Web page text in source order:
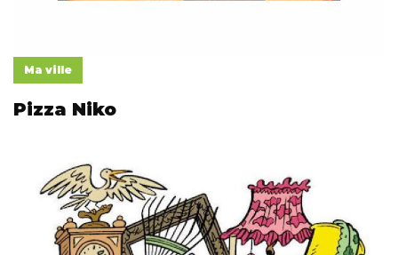
Ma ville
Pizza Niko